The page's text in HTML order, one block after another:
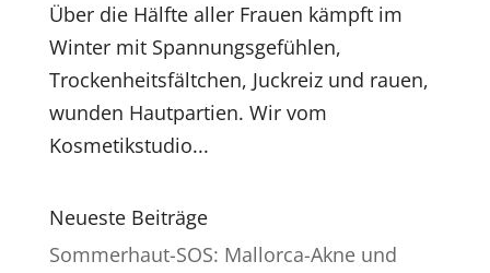
Über die Hälfte aller Frauen kämpft im
Winter mit Spannungsgefühlen,
Trockenheitsfältchen, Juckreiz und rauen,
wunden Hautpartien. Wir vom
Kosmetikstudio...
Neueste Beiträge
Sommerhaut-SOS: Mallorca-Akne und